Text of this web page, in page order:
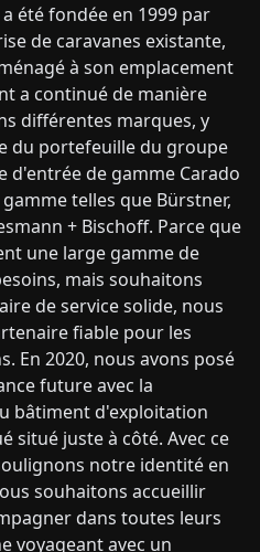
a été fondée en 1999 par
de caravanes existante,
à son emplacement
a continué de manière
différentes marques, y
du portefeuille du groupe
d'entrée de gamme Carado
telles que Bürstner,
+ Bischoff. Parce que
une large gamme de
mais souhaitons
de service solide, nous
fiable pour les
En 2020, nous avons posé
future avec la
bâtiment d'exploitation
situé juste à côté. Avec ce
notre identité en
souhaitons accueillir
dans toutes leurs
voyageant avec un